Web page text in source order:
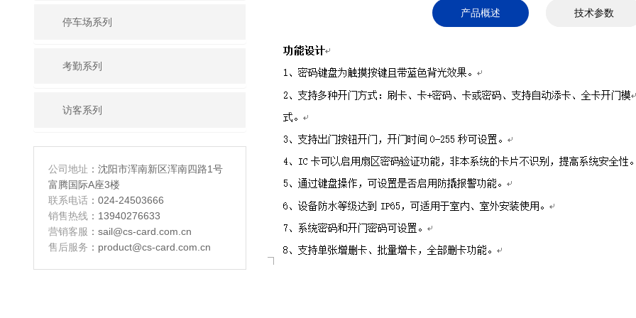
停车场系列
考勤系列
访客系列
公司地址 ：沈阳市浑南新区浑南四路1号
富腾国际A座3楼
联系电话 ：024-24503666
销售热线 ：13940276633
营销客服 ：sail@cs-card.com.cn
售后服务 ：product@cs-card.com.cn
产品概述 技术参数